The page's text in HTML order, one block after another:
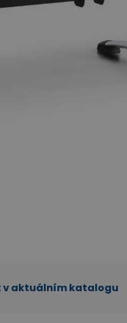
v aktuálním katalogu